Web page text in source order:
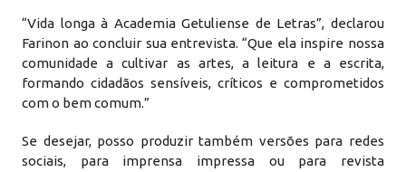
“Vida longa à Academia Getuliense de Letras”, declarou
Farinon ao concluir sua entrevista. “Que ela inspire nossa
comunidade a cultivar as artes, a leitura e a escrita,
formando cidadãos sensíveis, críticos e comprometidos
com o bem comum.”
Se desejar, posso produzir também versões para redes
sociais, para imprensa impressa ou para revista